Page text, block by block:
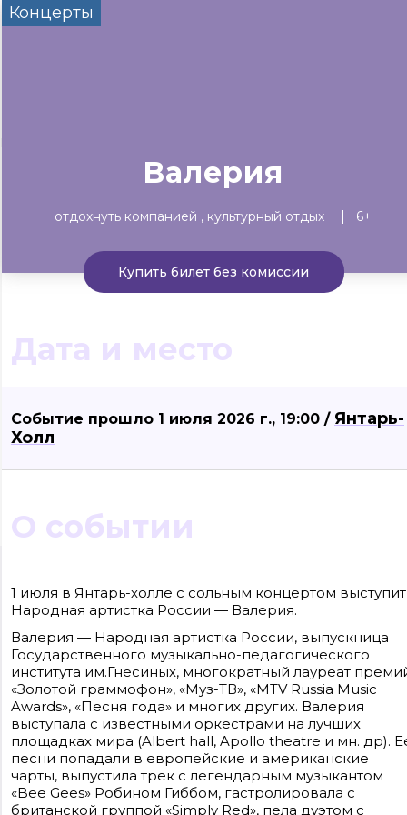
Концерты
Валерия
отдохнуть компанией культурный отдых 6+
Купить билет без комиссии
Дата и место
Событие прошло 1 июля 2026 г., 19:00 / Янтарь-
Холл
О событии
1 июля в Янтарь-холле с сольным концертом выступит
Народная артистка России — Валерия.
Валерия — Народная артистка России, выпускница
Государственного музыкально-педагогического
института им.Гнесиных, многократный лауреат
«Золотой граммофон», «Муз-ТВ», «MTV Russia Music
Awards», «Песня года» и многих других. Валерия
выступала с известными оркестрами на лучших
площадках мира (Albert hall, Apollo theatre и мн. др).
песни попадали в европейские и американские
чарты, выпустила трек с легендарным музыкантом
«Bee Gees» Робином Гиббом, гастролировала с
британской группой «Simply Red», пела дуэтом с
3906148636, КПП 390601001
Контакты редакции: +7(4012) 310-124, news@klops.ru. Реклама: +7 (931) 107 50 00,
reklama@klops.ru. Афиша: +7(967) 351 20 51, reklama@klops.ru
оф. 2
Сетевое издание "Klops.ru", регистрационный номер и дата принятия
решения о регистрации: ЭЛ № ФС 77 - 78739 от 20 июля 2020 года,
зарегистрировано Федеральной службой по надзору в сфере связи,
информационных технологий и массовых коммуникаций (Роскомнадзор).
Учредитель: ООО "Русская медиагруппа "Западная Пресса". Главный
Фомченкова Кристина Владимировна
Материалы сайта, подписанные «CC 4.0» доступны по
лицензии Creative Commons «Attribution-ShareAlike»
(«Атрибуция — На тех же условиях») 4.0 Всемирная
Для использования остальных материалов необходимо
письменное согласие правообладателя
Политика в отношении обработки персональных